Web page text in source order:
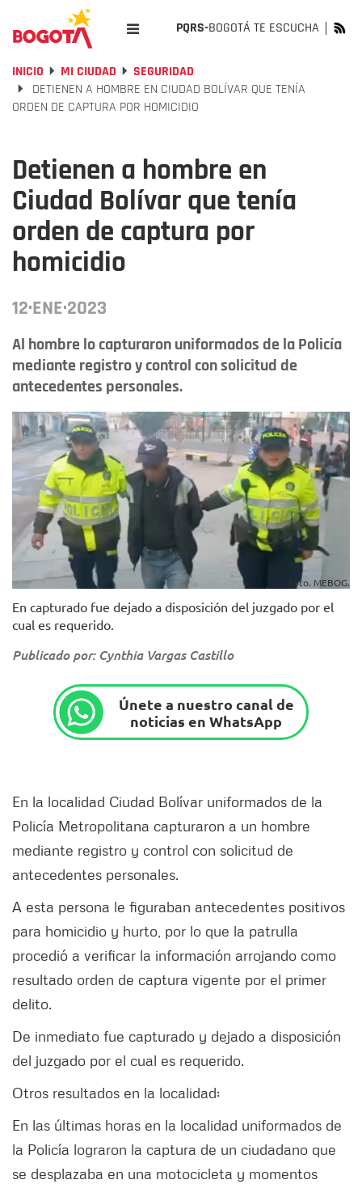
PQRS-BOGOTÁ TE ESCUCHA
INICIO MI CIUDAD
SEGURIDAD
DETIENEN A HOMBRE EN CIUDAD BOLÍVAR QUE TENÍA
ORDEN DE CAPTURA POR HOMICIDIO
Detienen a hombre en
Ciudad Bolívar que tenía
orden de captura por
homicidio
12·ENE·2023
Al hombre lo capturaron uniformados de la Policía
mediante registro y control con solicitud de
antecedentes personales.
Foto. MEBOG.
En capturado fue dejado a disposición del juzgado por el
cual es requerido.
Publicado por: Cynthia Vargas Castillo
Únete a nuestro canal de
noticias en WhatsApp
En la localidad Ciudad Bolívar uniformados de la
Policía Metropolitana capturaron a un hombre
mediante registro y control con solicitud de
antecedentes personales.
A esta persona le figuraban antecedentes positivos
para homicidio y hurto, por lo que la patrulla
procedió a verificar la información arrojando como
resultado orden de captura vigente por el primer
delito.
De inmediato fue capturado y dejado a disposición
del juzgado por el cual es requerido.
Otros resultados en la localidad:
En las últimas horas en la localidad uniformados de
la Policía lograron la captura de un ciudadano que
se desplazaba en una motocicleta y momentos